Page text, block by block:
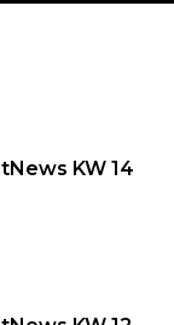
KW 14